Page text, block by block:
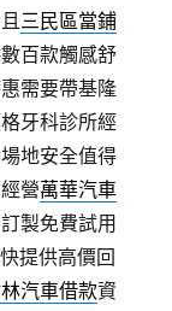
三民區當鋪
百款觸感舒
需要帶基隆
牙科診所經
地安全值得
營萬華汽車
製免費試用
提供高價回
汽車借款資